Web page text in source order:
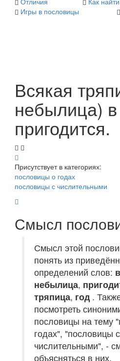
Игры в пословицы
Всякая
небылица) в
пригодится.
Присутствует в категориях:
пословицы о годах
пословицы с числительными
Смысл
Смысл этой
понять из
определений слов: в
небылица,
тряпица, год .
посмотреть
пословицы на тему
годах", "пословицы с
числительными", -
объясняться в них.